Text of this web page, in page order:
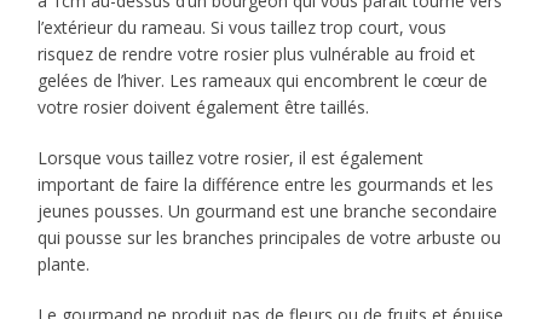
l’extérieur du rameau. Si vous taillez trop court, vous
risquez de rendre votre rosier plus vulnérable au froid et
gelées de l’hiver. Les rameaux qui encombrent le cœur de
votre rosier doivent également être taillés.
Lorsque vous taillez votre rosier, il est également
important de faire la différence entre les gourmands et les
jeunes pousses. Un gourmand est une branche secondaire
qui pousse sur les branches principales de votre arbuste ou
plante.
Le gourmand ne produit pas de fleurs ou de fruits et épuise